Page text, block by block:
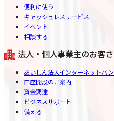
便利に使う
キャッシュレスサービス
イベント
相談する
法人・個人事業主のお客
あいしん法人インターネットバ
口座開設のご案内
資金調達
ビジネスサポート
備える